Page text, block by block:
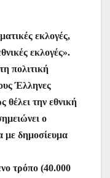
n
g
er
m
εκλογές,
εκλογές».
πολιτική
Έλληνες
θέλει την εθνική
ο
δημοσίευμα
τρόπο (40.000